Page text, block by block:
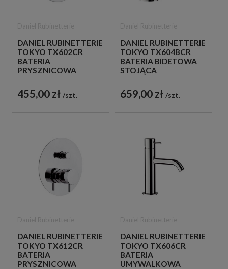
DANIEL RUBINETTERIE
TOKYO TX602CR
BATERIA
PRYSZNICOWA
JEDNOUCHWYTOWA
CHROM
455,00 zł szt.
DANIEL RUBINETTERIE
TOKYO TX604BCR
BATERIA BIDETOWA
STOJĄCA
CHROM
659,00 zł szt.
DANIEL RUBINETTERIE
TOKYO TX612CR
BATERIA
PRYSZNICOWA
DANIEL RUBINETTERIE
TOKYO TX606CR
BATERIA
UMYWALKOWA